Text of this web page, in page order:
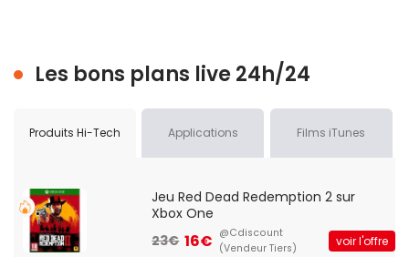
Les bons plans live 24h/24
Produits Hi-Tech Applications Films iTunes
Jeu Red Dead Redemption 2 sur
Xbox One
23€ 16€ @Cdiscount
(Vendeur Tiers)
voir l'offre